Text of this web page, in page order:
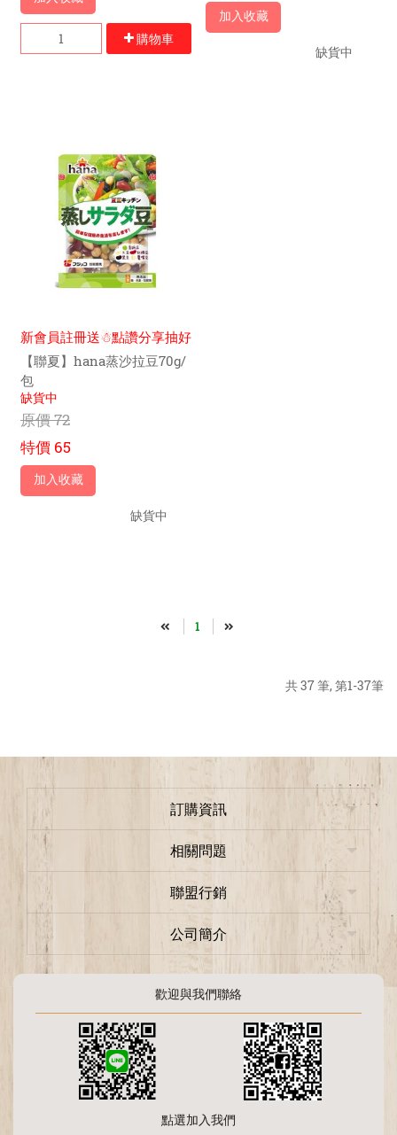
購物車
加入收藏
缺貨中
新會員註冊送☃點讚分享抽好
禮【聯夏】hana蒸沙拉豆70g/
包
缺貨中
原價72
特價 65
加入收藏
缺貨中
1
共 37 筆, 第1-37筆
訂購資訊
相關問題
聯盟行銷
公司簡介
歡迎與我們聯絡
點選加入我們